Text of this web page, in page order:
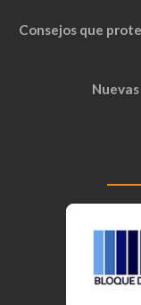
Consejos que